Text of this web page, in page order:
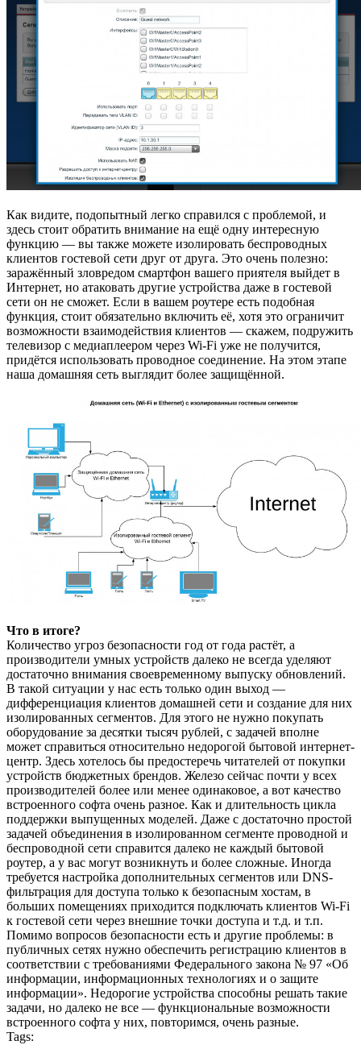
Как видите, подопытный легко справился с проблемой, и
здесь стоит обратить внимание на ещё одну интересную
функцию — вы также можете изолировать беспроводных
клиентов гостевой сети друг от друга. Это очень полезно:
заражённый зловредом смартфон вашего приятеля выйдет в
Интернет, но атаковать другие устройства даже в гостевой
сети он не сможет. Если в вашем роутере есть подобная
функция, стоит обязательно включить её, хотя это ограничит
возможности взаимодействия клиентов — скажем, подружить
телевизор с медиаплеером через Wi-Fi уже не получится,
придётся использовать проводное соединение. На этом этапе
наша домашняя сеть выглядит более защищённой.
Что в итоге?
Количество угроз безопасности год от года растёт, а
производители умных устройств далеко не всегда уделяют
достаточно внимания своевременному выпуску обновлений.
В такой ситуации у нас есть только один выход —
дифференциация клиентов домашней сети и создание для них
изолированных сегментов. Для этого не нужно покупать
оборудование за десятки тысяч рублей, с задачей вполне
может справиться относительно недорогой бытовой интернет-
центр. Здесь хотелось бы предостеречь читателей от покупки
устройств бюджетных брендов. Железо сейчас почти у всех
производителей более или менее одинаковое, а вот качество
встроенного софта очень разное. Как и длительность цикла
поддержки выпущенных моделей. Даже с достаточно простой
задачей объединения в изолированном сегменте проводной и
беспроводной сети справится далеко не каждый бытовой
роутер, а у вас могут возникнуть и более сложные. Иногда
требуется настройка дополнительных сегментов или DNS-
фильтрация для доступа только к безопасным хостам, в
больших помещениях приходится подключать клиентов Wi-Fi
к гостевой сети через внешние точки доступа и т.д. и т.п.
Помимо вопросов безопасности есть и другие проблемы: в
публичных сетях нужно обеспечить регистрацию клиентов в
соответствии с требованиями Федерального закона № 97 «Об
информации, информационных технологиях и о защите
информации». Недорогие устройства способны решать такие
задачи, но далеко не все — функциональные возможности
встроенного софта у них, повторимся, очень разные.
Tags: